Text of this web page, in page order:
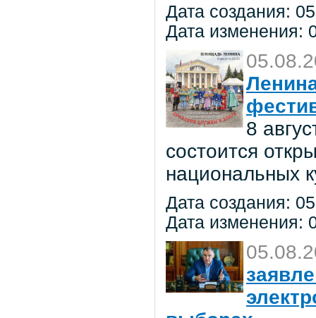
Дата создания:
Дата изменения:
8
состоится
национальных
Дата создания:
Дата изменения: